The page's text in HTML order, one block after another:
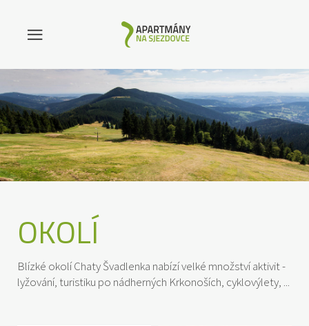
OKOLÍ
Blízké okolí Chaty Švadlenka nabízí velké množství aktivit -
lyžování, turistiku po nádherných Krkonoších, cyklovýlety, ...